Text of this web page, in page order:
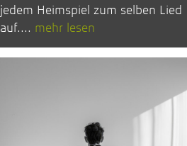
jedem Heimspiel zum selben Lied
auf.... mehr lesen